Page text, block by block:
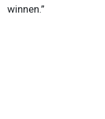
winnen.”